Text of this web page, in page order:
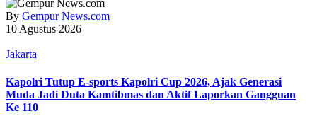
By Gempur News.com
10 Agustus 2026
Jakarta
Kapolri Tutup E-sports Kapolri Cup 2026, Ajak Generasi
Muda Jadi Duta Kamtibmas dan Aktif Laporkan Gangguan
Ke 110